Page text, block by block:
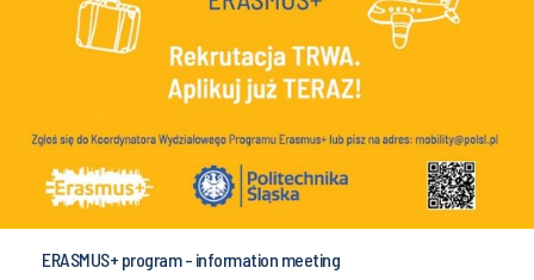
ERASMUS+ program - information meeting